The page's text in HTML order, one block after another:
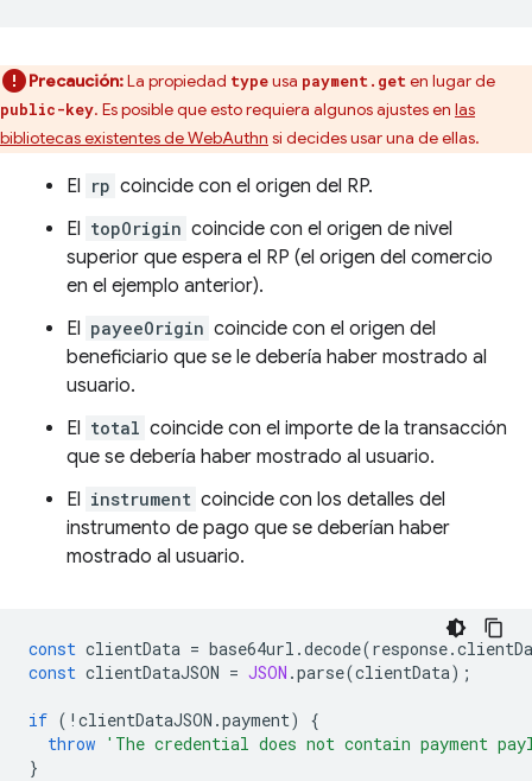
Precaución:La propiedad typeusa payment.geten lugar de
public-key. Es posible que esto requiera algunos ajustes en las
bibliotecas existentes de WebAuthn si decides usar una de ellas.
El rp coincide con el origen del RP.
El topOrigin coincide con el origen de nivel
superior que espera el RP (el origen del comercio
en el ejemplo anterior).
El payeeOrigin coincide con el origen del
beneficiario que se le debería haber mostrado al
usuario.
El total coincide con el importe de la transacción
que se debería haber mostrado al usuario.
El instrument coincide con los detalles del
instrumento de pago que se deberían haber
mostrado al usuario.
const clientData = base64url .decode(response.
const clientDataJSON = JSON .parse(clientData);
if ( ! clientDataJSON .payment)
{
throw 'The credential does not contain payment
}